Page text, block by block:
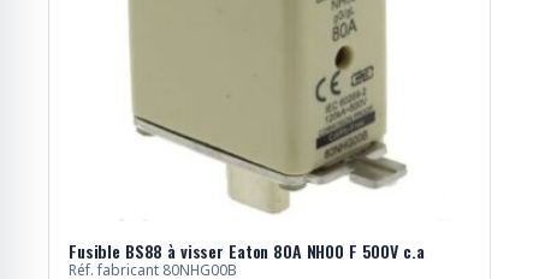
Fusible BS88 à visser Eaton 80A NH00 F 500V c.a
Réf. fabricant 80NHG00B